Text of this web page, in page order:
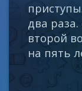
два
второй
на пять